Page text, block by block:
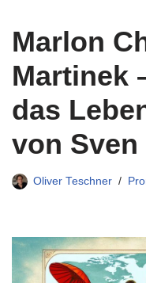
Marlon
Martinek
das
von
Oliver Teschner